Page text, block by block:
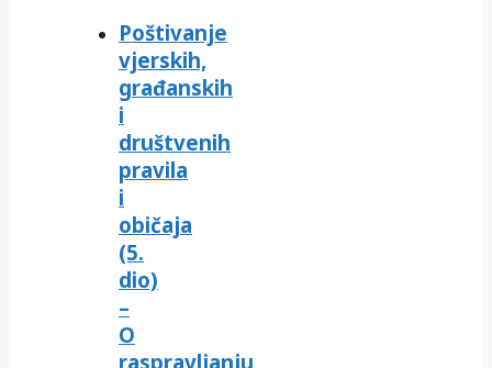
Poštivanje
vjerskih,
građanskih
i
društvenih
pravila
i
običaja
(5.
dio)
–
O
raspravljanju